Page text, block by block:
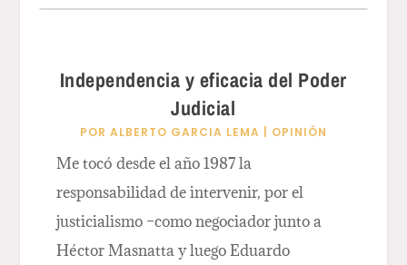
Independencia y eficacia del Poder
Judicial
POR ALBERTO GARCIA LEMA OPINIÓN
Me tocó desde el año 1987 la
responsabilidad de intervenir, por el
justicialismo –como negociador junto a
Héctor Masnatta y luego Eduardo